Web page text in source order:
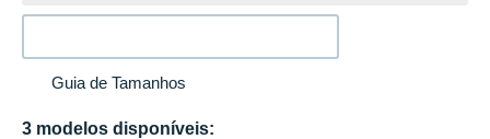
Guia de Tamanhos
3 modelos disponíveis: